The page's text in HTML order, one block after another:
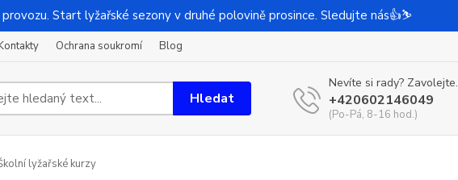
Start lyžařské sezony v druhé polovině prosince. Sledujte nás👍⛷️
Ochrana soukromí Blog
Hledat
Nevíte si rady? Zavolejte.
+420602146049
(Po-Pá, 8-16 hod.)
lyžařské kurzy